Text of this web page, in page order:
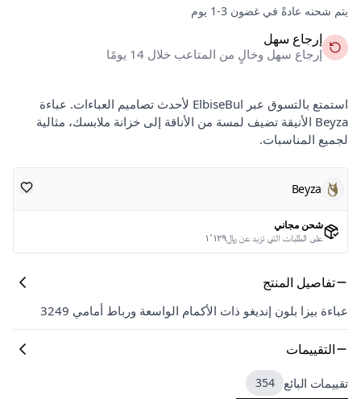
يتم شحنه عادةً في غضون 3-1 يوم
إرجاع سهل
إرجاع سهل وخالٍ من المتاعب خلال 14 يومًا
استمتع بالتسوق عبر ElbiseBul لأحدث تصاميم العباءات. عباءة
Beyza الأنيقة تضيف لمسة من الأناقة إلى خزانة ملابسك، مثالية
لجميع المناسبات.
Beyza
شحن مجاني
على الطلبات التي تزيد عن ﷼١٬١٢٩
تفاصيل المنتج
عباءة بيزا بلون إنديغو ذات الأكمام الواسعة ورباط أمامي 3249
التقييمات
تقييمات البائع 354